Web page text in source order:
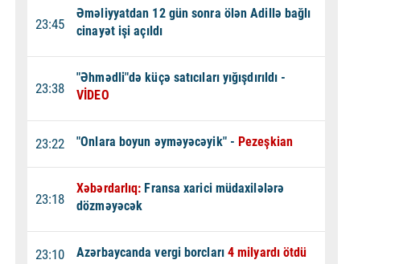
23:45
Əməliyyatdan 12 gün sonra ölən Adillə bağlı
cinayət işi açıldı
23:38
"Əhmədli"də küçə satıcıları yığışdırıldı -
VİDEO
23:22 "Onlara boyun əyməyəcəyik" - Pezeşkian
23:18
Xəbərdarlıq: Fransa xarici müdaxilələrə
dözməyəcək
23:10 Azərbaycanda vergi borcları 4 milyardı ötdü